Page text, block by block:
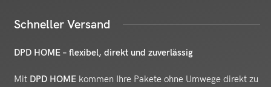
Schneller Versand
DPD HOME – flexibel, direkt und zuverlässig
Mit DPD HOME kommen Ihre Pakete ohne Umwege direkt zu